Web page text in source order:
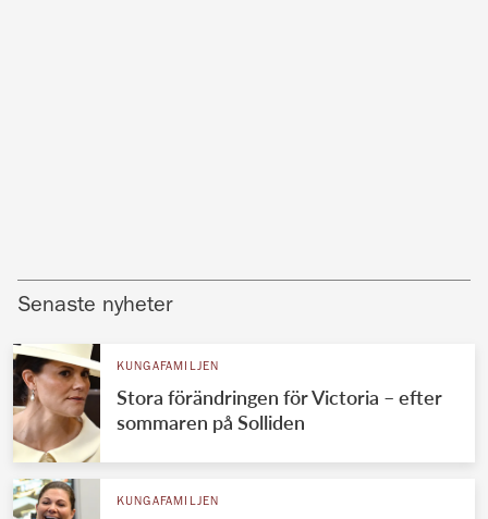
Senaste nyheter
KUNGAFAMILJEN
Stora förändringen för Victoria – efter
sommaren på Solliden
KUNGAFAMILJEN